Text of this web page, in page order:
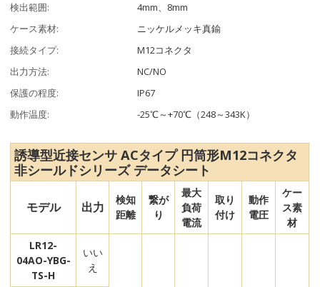
検出範囲:
4mm、8mm
ケース素材:
ニッケルメッキ真鍮
接続タイプ:
M12コネクタ
出力方法:
NC/NO
保護の程度:
IP67
動作温度:
-25℃～+70℃（248～343K）
誘導型近接センサ ACタイプ 円筒形M12コネクタ
非シールドシリーズ データシート
モデル 出力
検知
距離
繋が
り
最大
負荷
電流
取り
付け
動作
電圧
ケー
ス素
材
LR12-
04AO-YBG-
TS-H
いい
え